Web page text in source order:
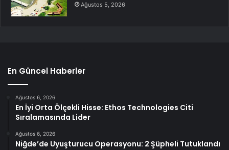
Ağustos 5, 2026
En Güncel Haberler
Ağustos 6, 2026
En İyi Orta Ölçekli Hisse: Ethos Technologies Citi
Sıralamasında Lider
Ağustos 6, 2026
Niğde’de Uyuşturucu Operasyonu: 2 Şüpheli Tutuklandı